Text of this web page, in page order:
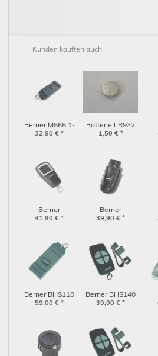
Kunden kauften auch:
Berner M868 1-
Kanal
32,90 € *
Batterie LR932
für Berner Sender
1,50 € *
Berner
Handsender
41,90 € *
Berner
Handsender
39,90 € *
Berner BHS110
Sender 1 Kanal
59,00 € *
Berner BHS140
Sender Blaue
39,00 € *